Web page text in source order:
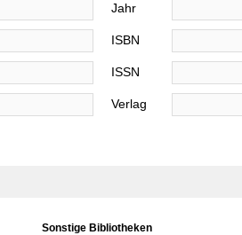
Jahr
ISBN
ISSN
Verlag
Sonstige Bibliotheken